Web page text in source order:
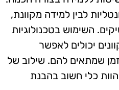
לבין למידה מקוונת,
השימוש בטכנולוגיות
יכולים לאפשר
שמתאים להם. שילוב של
כלי חשוב בהבנת